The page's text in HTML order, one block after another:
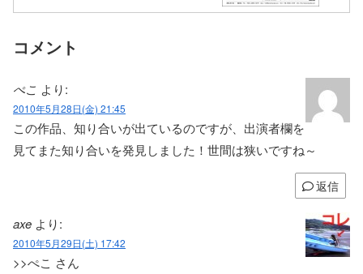
コメント
ぺこ より:
2010年5月28日(金) 21:45
この作品、知り合いが出ているのですが、出演者欄を
見てまた知り合いを発見しました！世間は狭いですね～
返信
axe より:
2010年5月29日(土) 17:42
>>ぺこ さん